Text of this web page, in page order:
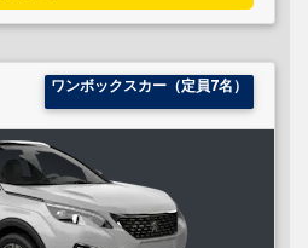
ワンボックスカー（定員7名）